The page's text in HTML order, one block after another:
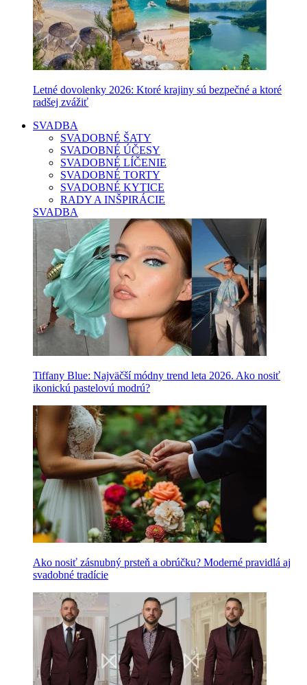
Letné dovolenky 2026: Ktoré krajiny sú bezpečné a ktoré
radšej zvážiť
SVADBA
SVADOBNÉ ŠATY
SVADOBNÉ ÚČESY
SVADOBNÉ LÍČENIE
SVADOBNÉ TORTY
SVADOBNÉ KYTICE
RADY A INŠPIRÁCIE
SVADBA
Tiffany Blue: Najväčší módny trend leta 2026. Ako nosiť
ikonickú pastelovú modrú?
Ako nosiť zásnubný prsteň a obrúčku? Moderné pravidlá aj
svadobné tradície